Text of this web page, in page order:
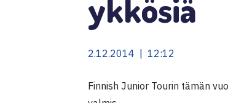
ykkösiä
2.12.2014 | 12:12
Finnish Junior Tourin tämän